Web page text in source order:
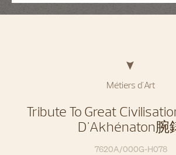
Métiers d'Art
Tribute To Great
D'Akhénaton腕
7620A/000G-H078